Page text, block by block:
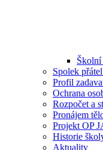
Školní
Spolek
Profil
Ochrana
Rozpočet a
Pronájem
Projekt OP
Historie
Aktuality